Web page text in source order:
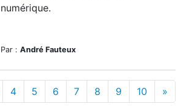
numérique.
Par : André Fauteux
4 5 6 7 8 9 10 »